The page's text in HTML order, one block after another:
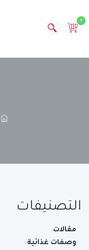
0
التصنيفات
مقالات
وصفات غذائية